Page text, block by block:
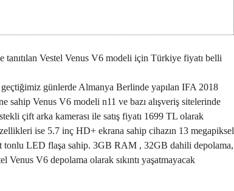
tanıtılan Vestel Venus V6 modeli için Türkiye fiyatı belli
günlerde Almanya Berlinde yapılan IFA 2018
sahip Venus V6 modeli n11 ve bazı alışveriş sitelerinde
çift arka kamerası ile satış fiyatı 1699 TL olarak
ise 5.7 inç HD+ ekrana sahip cihazın 13 megapiksel
tonlu LED flaşa sahip. 3GB RAM , 32GB dahili depolama,
Venus V6 depolama olarak sıkıntı yaşatmayacak